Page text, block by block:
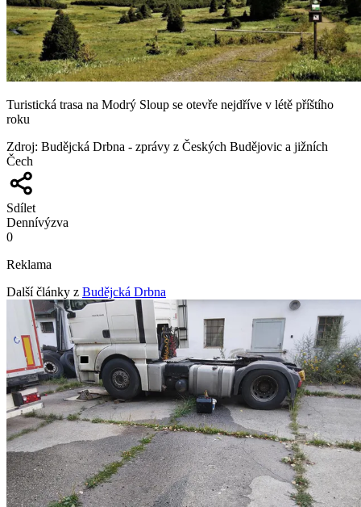
Turistická trasa na Modrý Sloup se otevře nejdříve v létě příštího
roku
Zdroj: Budějcká Drbna - zprávy z Českých Budějovic a jižních
Čech
Sdílet
Dennívýzva
0
Reklama
Další články z Budějcká Drbna